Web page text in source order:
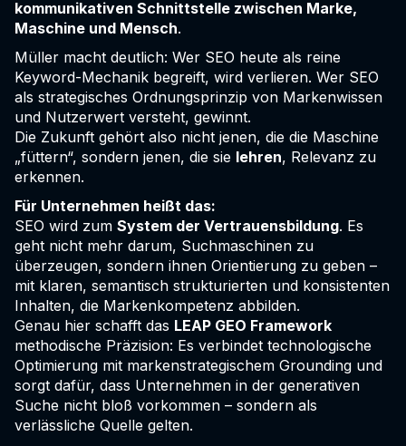
kommunikativen Schnittstelle zwischen Marke,
Maschine und Mensch.
Müller macht deutlich: Wer SEO heute als reine
Keyword-Mechanik begreift, wird verlieren. Wer SEO
als strategisches Ordnungsprinzip von Markenwissen
und Nutzerwert versteht, gewinnt.
Die Zukunft gehört also nicht jenen, die die Maschine
„füttern“, sondern jenen, die sie lehren, Relevanz zu
erkennen.
Für Unternehmen heißt das:
SEO wird zum System der Vertrauensbildung. Es
geht nicht mehr darum, Suchmaschinen zu
überzeugen, sondern ihnen Orientierung zu geben –
mit klaren, semantisch strukturierten und konsistenten
Inhalten, die Markenkompetenz abbilden.
Genau hier schafft das LEAP GEO Framework
methodische Präzision: Es verbindet technologische
Optimierung mit markenstrategischem Grounding und
sorgt dafür, dass Unternehmen in der generativen
Suche nicht bloß vorkommen – sondern als
verlässliche Quelle gelten.